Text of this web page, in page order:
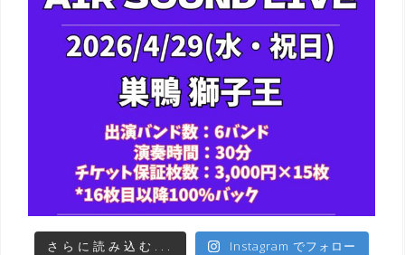
さらに読み込む... Instagram でフォロー